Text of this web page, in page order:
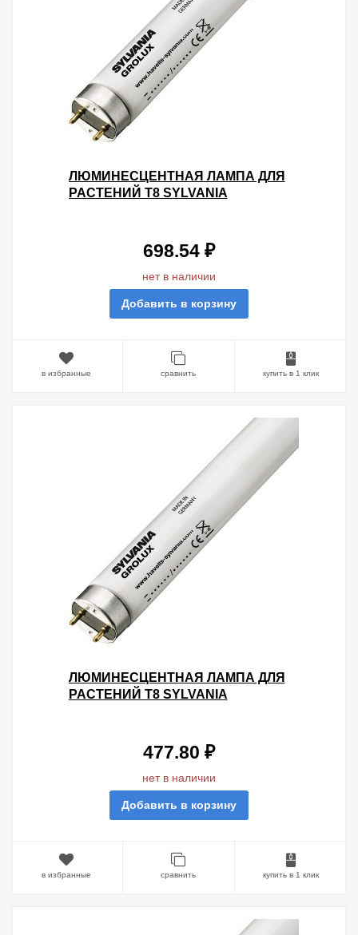
ЛЮМИНЕСЦЕНТНАЯ ЛАМПА ДЛЯ
РАСТЕНИЙ T8 SYLVANIA
698.54 ₽
нет в наличии
Добавить в корзину
в избранные сравнить купить в 1 клик
ЛЮМИНЕСЦЕНТНАЯ ЛАМПА ДЛЯ
РАСТЕНИЙ T8 SYLVANIA
477.80 ₽
нет в наличии
Добавить в корзину
в избранные сравнить купить в 1 клик